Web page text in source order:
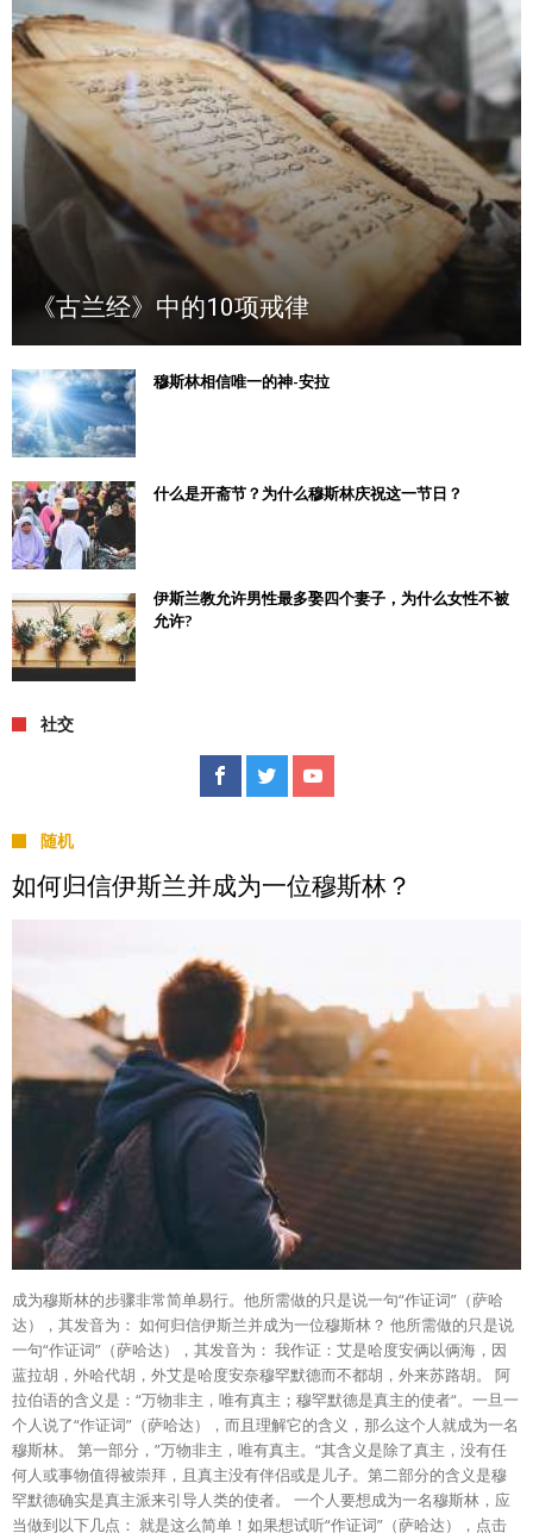
《古兰经》中的10项戒律
穆斯林相信唯一的神-安拉
什么是开斋节？为什么穆斯林庆祝这一节日？
伊斯兰教允许男性最多娶四个妻子，为什么女性不被
允许?
社交
随机
如何归信伊斯兰并成为一位穆斯林？
成为穆斯林的步骤非常简单易行。他所需做的只是说一句“作证词”（萨哈
达），其发音为： 如何归信伊斯兰并成为一位穆斯林？ 他所需做的只是说
一句“作证词”（萨哈达），其发音为： 我作证：艾是哈度安俩以俩海，因
蓝拉胡，外哈代胡，外艾是哈度安奈穆罕默德而不都胡，外来苏路胡。 阿
拉伯语的含义是：“万物非主，唯有真主；穆罕默德是真主的使者“。一旦一
个人说了“作证词”（萨哈达），而且理解它的含义，那么这个人就成为一名
穆斯林。 第一部分，”万物非主，唯有真主。“其含义是除了真主，没有任
何人或事物值得被崇拜，且真主没有伴侣或是儿子。第二部分的含义是穆
罕默德确实是真主派来引导人类的使者。 一个人要想成为一名穆斯林，应
当做到以下几点： 就是这么简单！如果想试听“作证词”（萨哈达），点击